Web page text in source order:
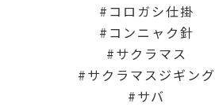
コロガシ仕掛
コンニャク針
サクラマス
サクラマスジギング
サバ